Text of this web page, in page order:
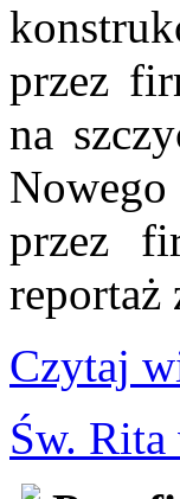
przez
na
przez
reportaż
Czytaj
Św. Rita